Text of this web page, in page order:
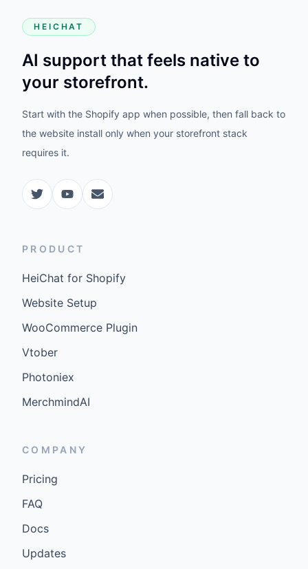
HEICHAT
AI support that feels native to
your storefront.
Start with the Shopify app when possible, then fall back to
the website install only when your storefront stack
requires it.
PRODUCT
HeiChat for Shopify
Website Setup
WooCommerce Plugin
Vtober
Photoniex
MerchmindAI
COMPANY
Pricing
FAQ
Docs
Updates